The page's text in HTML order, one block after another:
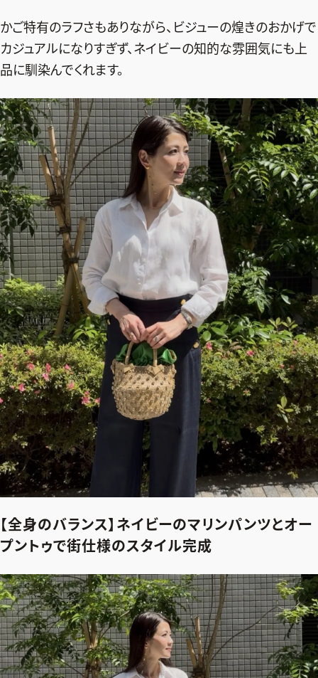
かご特有のラフさもありながら、ビジューの煌きのおかげで
カジュアルになりすぎず、ネイビーの知的な雰囲気にも上
品に馴染んでくれます。
【全身のバランス】ネイビーのマリンパンツとオー
プントゥで街仕様のスタイル完成